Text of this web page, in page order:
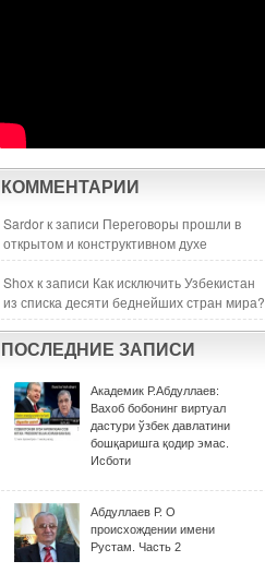
КОММЕНТАРИИ
Sardor к записи Переговоры прошли в
открытом и конструктивном духе
Shox к записи Как исключить Узбекистан
из списка десяти беднейших стран мира?
ПОСЛЕДНИЕ ЗАПИСИ
Академик Р.Абдуллаев:
Вахоб бобонинг виртуал
дастури ўзбек давлатини
бошқаришга қодир эмас.
Исботи
Абдуллаев Р. О
происхождении имени
Рустам. Часть 2